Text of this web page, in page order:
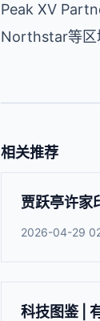
Peak XV
Northstar等区
相关推荐
贾跃亭许家
2026-04-29
科技图鉴 |